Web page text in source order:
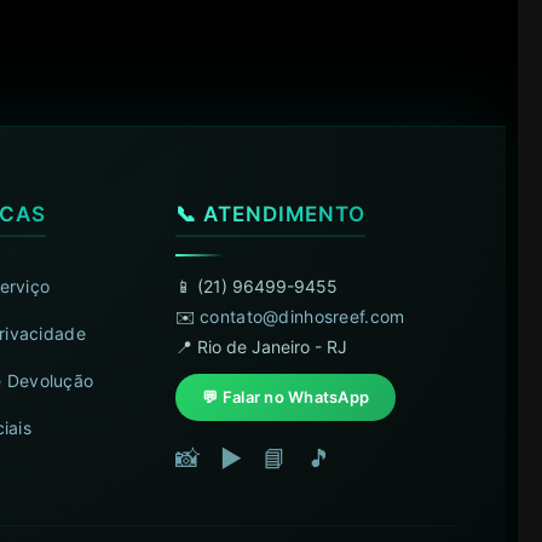
Devolução
📞 ATENDIMENTO
📱 (21) 96499-9455
✉️contato@dinhosreef.com
📍 Rio de Janeiro - RJ
💬 Falar no WhatsApp
📸 ▶️ 📘 🎵